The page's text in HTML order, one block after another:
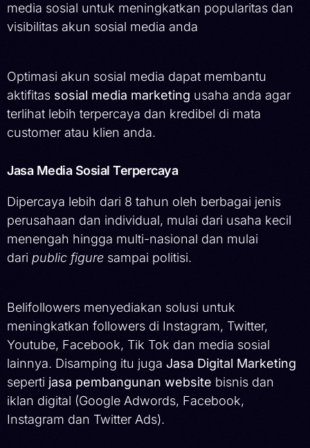
media sosial untuk meningkatkan popularitas dan
visibilitas akun sosial media anda
Optimasi akun sosial media dapat membantu
aktifitas sosial media marketing usaha anda agar
terlihat lebih terpercaya dan kredibel di mata
customer atau klien anda.
Jasa Media Sosial Terpercaya
Dipercaya lebih dari 8 tahun oleh berbagai jenis
perusahaan dan individual, mulai dari usaha kecil
menengah hingga multi-nasional dan mulai
dari public figure sampai politisi.
Belifollowers menyediakan solusi untuk
meningkatkan followers di Instagram, Twitter,
Youtube, Facebook, Tik Tok dan media sosial
lainnya. Disamping itu juga Jasa Digital Marketing
seperti jasa pembangunan website bisnis dan
iklan digital (Google Adwords, Facebook,
Instagram dan Twitter Ads).